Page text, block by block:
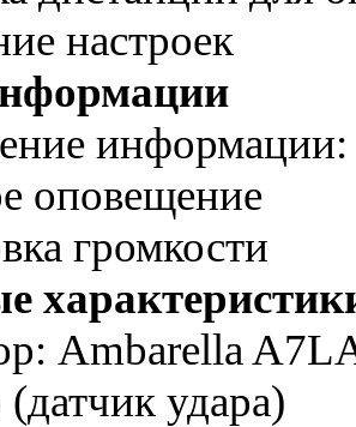
настроек
оповещение
громкости
Ambarella
удара)